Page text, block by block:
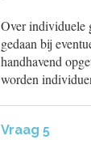
Over individuele
gedaan bij
handhavend
worden
Vraag 5